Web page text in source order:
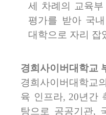
세 차례의 교육
평가를 받아 국
대학으로 자리 잡
경희사이버대학교
경희사이버대학교
육 인프라, 20년간
탕으로 공공기관,